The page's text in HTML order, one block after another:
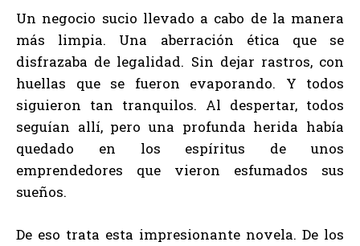
Un negocio sucio llevado a cabo de la manera
más limpia. Una aberración ética que se
disfrazaba de legalidad. Sin dejar rastros, con
huellas que se fueron evaporando. Y todos
siguieron tan tranquilos. Al despertar, todos
seguían allí, pero una profunda herida había
quedado en los espíritus de unos
emprendedores que vieron esfumados sus
sueños.
De eso trata esta impresionante novela. De los